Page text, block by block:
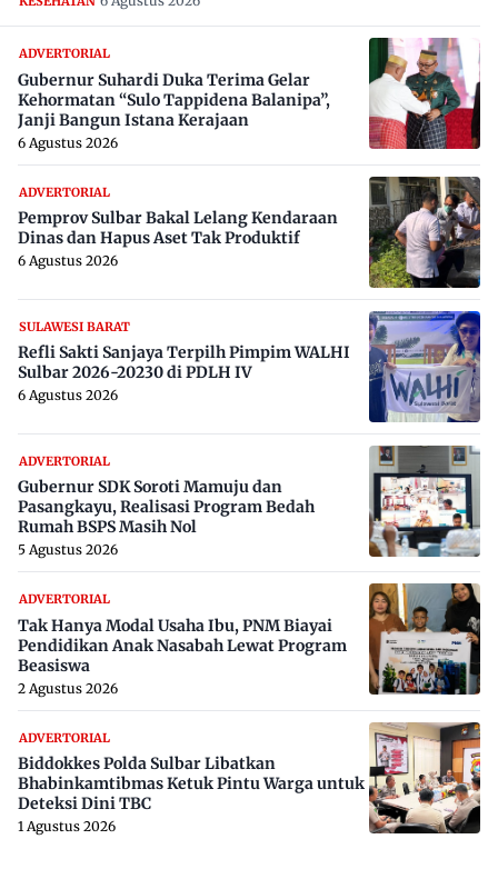
ADVERTORIAL
Gubernur Suhardi Duka Terima Gelar
Kehormatan “Sulo Tappidena Balanipa”,
Janji Bangun Istana Kerajaan
6 Agustus 2026
ADVERTORIAL
Pemprov Sulbar Bakal Lelang Kendaraan
Dinas dan Hapus Aset Tak Produktif
6 Agustus 2026
SULAWESI BARAT
Refli Sakti Sanjaya Terpilh Pimpim WALHI
Sulbar 2026-20230 di PDLH IV
6 Agustus 2026
ADVERTORIAL
Gubernur SDK Soroti Mamuju dan
Pasangkayu, Realisasi Program Bedah
Rumah BSPS Masih Nol
5 Agustus 2026
ADVERTORIAL
Tak Hanya Modal Usaha Ibu, PNM Biayai
Pendidikan Anak Nasabah Lewat Program
Beasiswa
2 Agustus 2026
ADVERTORIAL
Biddokkes Polda Sulbar Libatkan
Bhabinkamtibmas Ketuk Pintu Warga untuk
Deteksi Dini TBC
1 Agustus 2026